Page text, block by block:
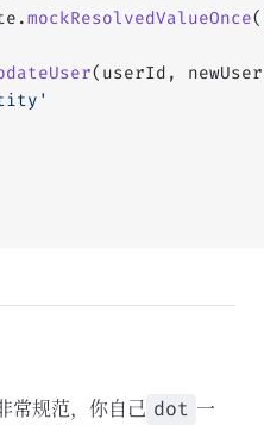
mockResolvedValueOnce(
(userId,
常规范，你自己 dot 一